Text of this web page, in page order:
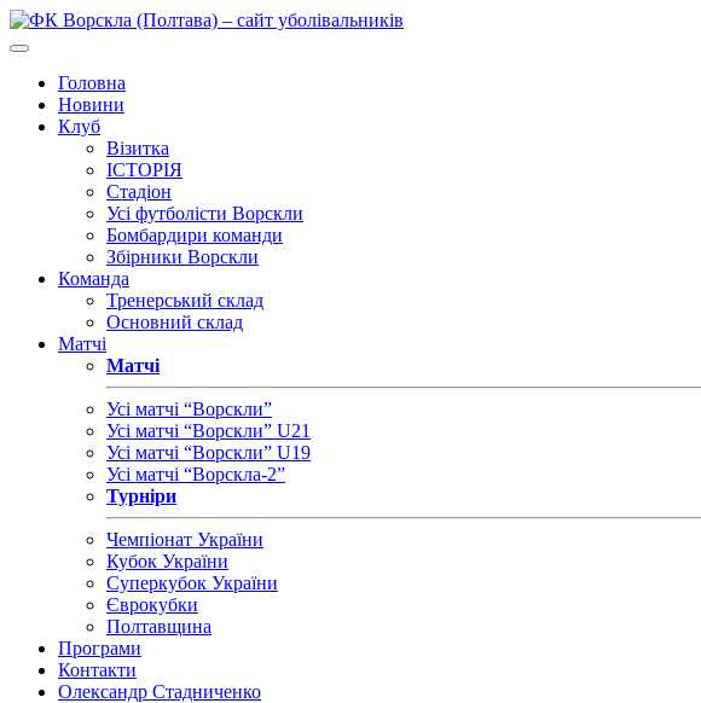
Головна
Новини
Клуб
Візитка
ІСТОРІЯ
Стадіон
Усі футболісти Ворскли
Бомбардири команди
Збірники Ворскли
Команда
Тренерський склад
Основний склад
Матчі
Матчі
Усі матчі “Ворскли”
Усі матчі “Ворскли” U21
Усі матчі “Ворскли” U19
Усі матчі “Ворскла-2”
Турніри
Чемпіонат України
Кубок України
Суперкубок України
Єврокубки
Полтавщина
Програми
Контакти
Олександр Стадниченко